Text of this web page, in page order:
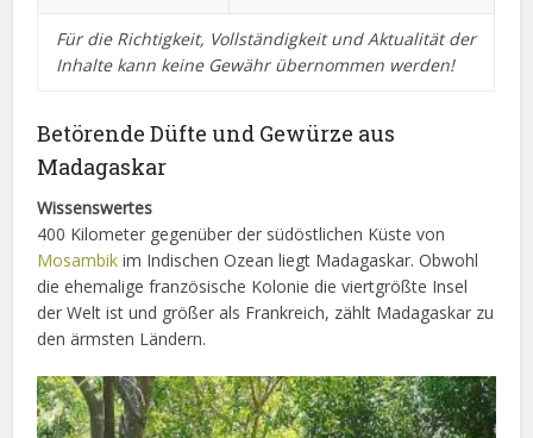
Für die Richtigkeit, Vollständigkeit und Aktualität der
Inhalte kann keine Gewähr übernommen werden!
Betörende Düfte und Gewürze aus
Madagaskar
Wissenswertes
400 Kilometer gegenüber der südöstlichen Küste von
Mosambik im Indischen Ozean liegt Madagaskar. Obwohl
die ehemalige französische Kolonie die viertgrößte Insel
der Welt ist und größer als Frankreich, zählt Madagaskar zu
den ärmsten Ländern.